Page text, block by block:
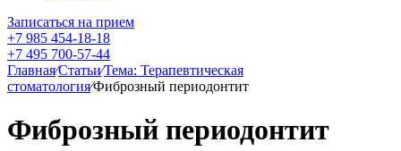
Записаться на прием
+7 985 454-18-18
+7 495 700-57-44
Главная⁄Статьи⁄Тема: Терапевтическая
стоматология⁄Фиброзный периодонтит
Фиброзный периодонтит